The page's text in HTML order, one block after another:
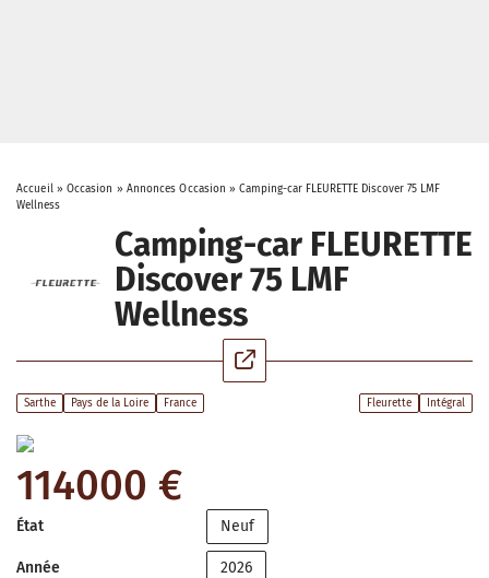
Accueil» Occasion » Annonces Occasion »Camping-car FLEURETTE Discover 75 LMF
Wellness
Camping-car FLEURETTE
Discover 75 LMF
Wellness
Sarthe Pays de la Loire France Fleurette Intégral
114000 €
État Neuf
Année 2026